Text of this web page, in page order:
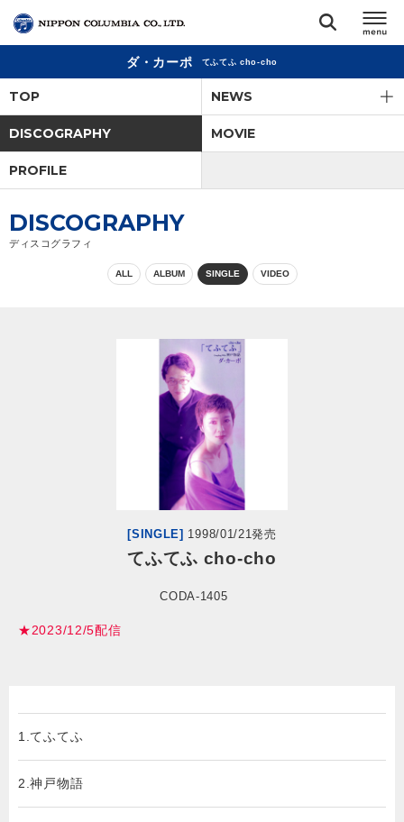
閉じる
アーティスト
ジャンル
閉じる
ダ・カーポ てふてふ cho-cho
TOP NEWS
DISCOGRAPHY MOVIE
PROFILE
DISCOGRAPHY
ディスコグラフィ
ALL ALBUM SINGLE VIDEO
[SINGLE] 1998/01/21発売
てふてふ cho-cho
CODA-1405
★2023/12/5配信
1.てふてふ
2.神戸物語